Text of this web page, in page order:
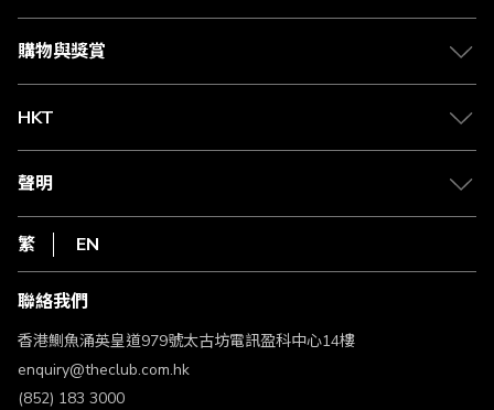
媒體中心
會籍及專屬禮遇
賺取積分
購物與獎賞
物流與配送
Club Shopping 商品領取站
常見問題
HKT
csl.
1010
HKT
聲明
私隱聲明
使用條款
條款及細則
不歧視及不騷擾聲明
認可牌照及通告
繁 EN
聯絡我們
香港鰂魚涌英皇道979號太古坊電訊盈科中心14樓
enquiry@theclub.com.hk
(852) 183 3000